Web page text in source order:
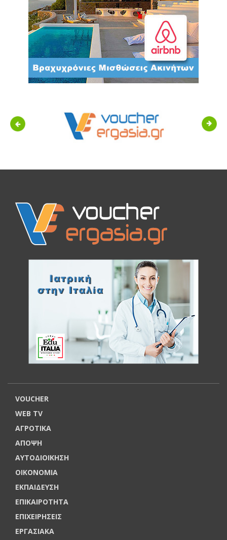
Previous Next
VOUCHER
WEB TV
ΑΓΡΟΤΙΚΑ
ΑΠΟΨΗ
ΑΥΤΟΔΙΟΙΚΗΣΗ
ΟΙΚΟΝΟΜΙΑ
ΕΚΠΑΙΔΕΥΣΗ
ΕΠΙΚΑΙΡΟΤΗΤΑ
ΕΠΙΧΕΙΡΗΣΕΙΣ
ΕΡΓΑΣΙΑΚΑ